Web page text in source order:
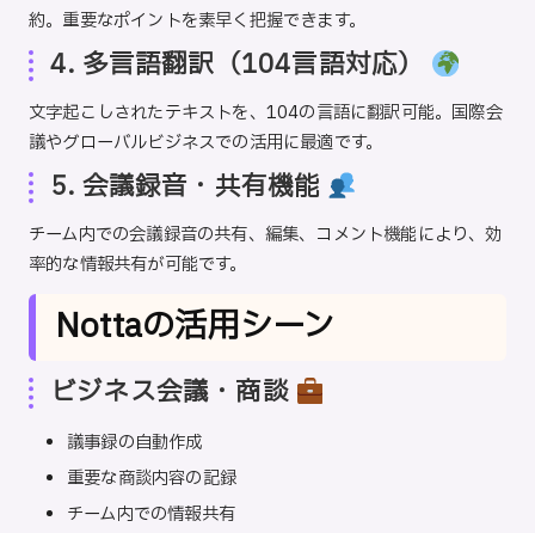
約。重要なポイントを素早く把握できます。
4. 多言語翻訳（104言語対応）
文字起こしされたテキストを、104の言語に翻訳可能。国際会
議やグローバルビジネスでの活用に最適です。
5. 会議録音・共有機能
チーム内での会議録音の共有、編集、コメント機能により、効
率的な情報共有が可能です。
Nottaの活用シーン
ビジネス会議・商談
議事録の自動作成
重要な商談内容の記録
チーム内での情報共有